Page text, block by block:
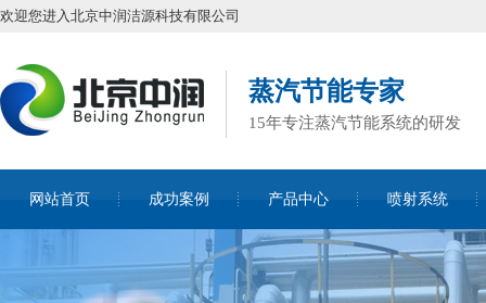
欢迎您进入北京中润洁源科技有限公司
蒸汽节能专家
15年专注蒸汽节能系统的研发
网站首页 成功案例 产品中心 喷射系统